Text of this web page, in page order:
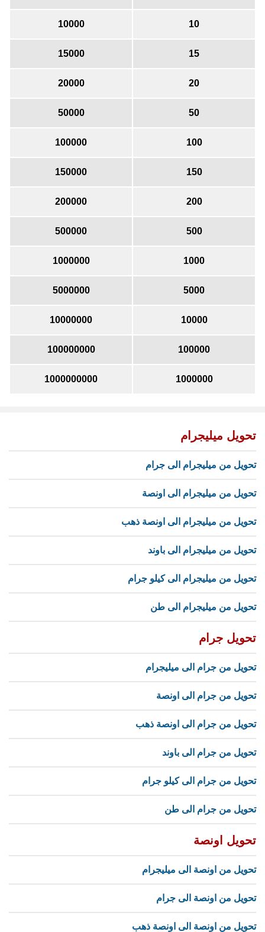
10
10000
15
15000
20
20000
50
50000
100
100000
150
150000
200
200000
500
500000
1000
1000000
5000
5000000
10000
10000000
100000
100000000
1000000
1000000000
تحويل ميليجرام
تحويل من ميليجرام الى جرام
تحويل من ميليجرام الى اونصة
تحويل من ميليجرام الى اونصة ذهب
تحويل من ميليجرام الى باوند
تحويل من ميليجرام الى كيلو جرام
تحويل من ميليجرام الى طن
تحويل جرام
تحويل من جرام الى ميليجرام
تحويل من جرام الى اونصة
تحويل من جرام الى اونصة ذهب
تحويل من جرام الى باوند
تحويل من جرام الى كيلو جرام
تحويل من جرام الى طن
تحويل اونصة
تحويل من اونصة الى ميليجرام
تحويل من اونصة الى جرام
تحويل من اونصة الى اونصة ذهب